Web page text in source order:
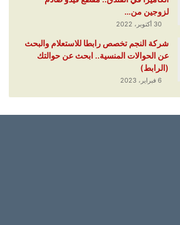
لزوجين من…
30 أكتوبر، 2022
شركة النجم تخصص رابطا للاستعلام والبحث
عن الحوالات المنسية.. ابحث عن حوالتك
(الرابط)
6 فبراير، 2023